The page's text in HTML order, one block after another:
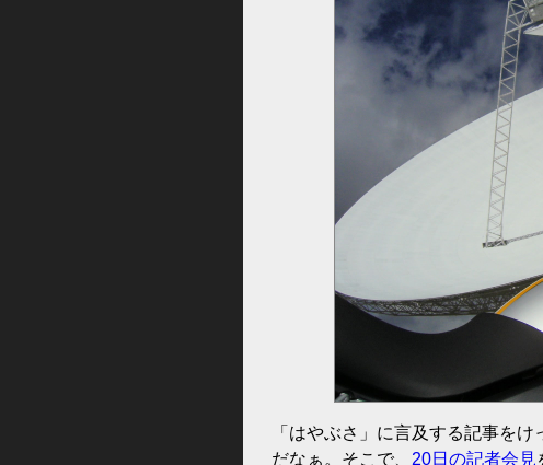
「はやぶさ」に言及する記事を
だなぁ。そこで、 20日の記者会見